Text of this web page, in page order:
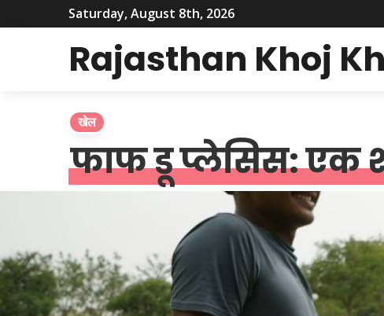
Saturday, August 8th, 2026
Rajasthan Khoj
खेल
फाफ डू प्लेसिस: एक